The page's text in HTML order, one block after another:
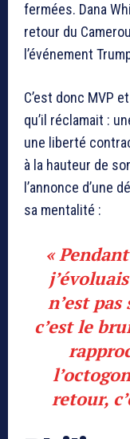
fermées. Dana
retour du
l’événement
C’est donc MVP
qu’il réclamait :
une liberté
à la hauteur de
l’annonce d’une
sa mentalité :
«
n’est pas
c’est le
retour,